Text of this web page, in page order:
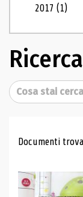
2017(1)
Ricerca
Cerca
Documenti